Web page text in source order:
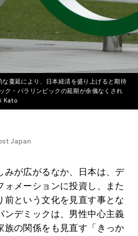
蔓延により、日本経済を盛り上げると期待
ク・パラリンピックの延期が余儀なくされ
Kato
Japan
みが広がるなか、日本は、デ
ォメーションに投資し、また
前という文化を見直す事とな
ンデミックは、男性中心主義
族の関係をも見直す「きっか